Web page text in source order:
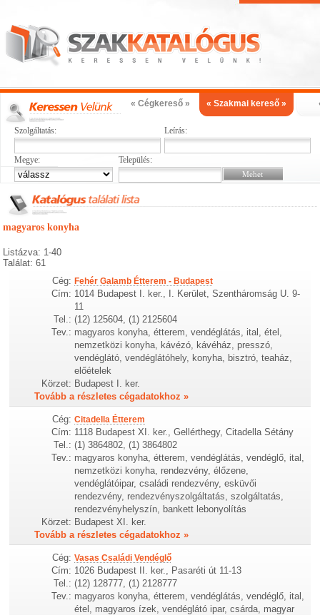
« Cégkereső » « Szakmai kereső »
Szolgáltatás: Leírás:
Megye: Település:
magyaros konyha
Listázva: 1-40
Találat: 61
Cég: Fehér Galamb Étterem - Budapest
Cím: 1014 Budapest I. ker., I. Kerület, Szentháromság U. 9-
11
Tel.: (12) 125604, (1) 2125604
Tev.: magyaros konyha, étterem, vendéglátás, ital, étel,
nemzetközi konyha, kávézó, kávéház, presszó,
vendéglátó, vendéglátóhely, konyha, bisztró, teaház,
előételek
Körzet: Budapest I. ker.
Tovább a részletes cégadatokhoz »
Cég: Citadella Étterem
Cím: 1118 Budapest XI. ker., Gellérthegy, Citadella Sétány
Tel.: (1) 3864802, (1) 3864802
Tev.: magyaros konyha, étterem, vendéglátás, vendéglő, ital,
nemzetközi konyha, rendezvény, élőzene,
vendéglátóipar, családi rendezvény, esküvői
rendezvény, rendezvényszolgáltatás, szolgáltatás,
rendezvényhelyszín, bankett lebonyolítás
Körzet: Budapest XI. ker.
Tovább a részletes cégadatokhoz »
Cég: Vasas Családi Vendéglő
Cím: 1026 Budapest II. ker., Pasaréti út 11-13
Tel.: (12) 128777, (1) 2128777
Tev.: magyaros konyha, étterem, vendéglátás, vendéglő, ital,
étel, magyaros ízek, vendéglátó ipar, csárda, magyar